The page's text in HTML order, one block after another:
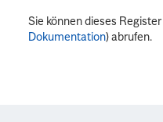
Sie können dieses
Dokumentation) abrufen.